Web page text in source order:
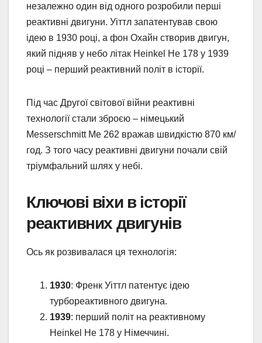
незалежно один від одного розробили перші
реактивні двигуни. Уіттл запатентував свою
ідею в 1930 році, а фон Охайн створив двигун,
який підняв у небо літак Heinkel He 178 у 1939
році – перший реактивний політ в історії.
Під час Другої світової війни реактивні
технології стали зброєю – німецький
Messerschmitt Me 262 вражав швидкістю 870 км/
год. З того часу реактивні двигуни почали свій
тріумфальний шлях у небі.
Ключові віхи в історії
реактивних двигунів
Ось як розвивалася ця технологія:
1930: Френк Уіттл патентує ідею
турбореактивного двигуна.
1939: перший політ на реактивному
Heinkel He 178 у Німеччині.